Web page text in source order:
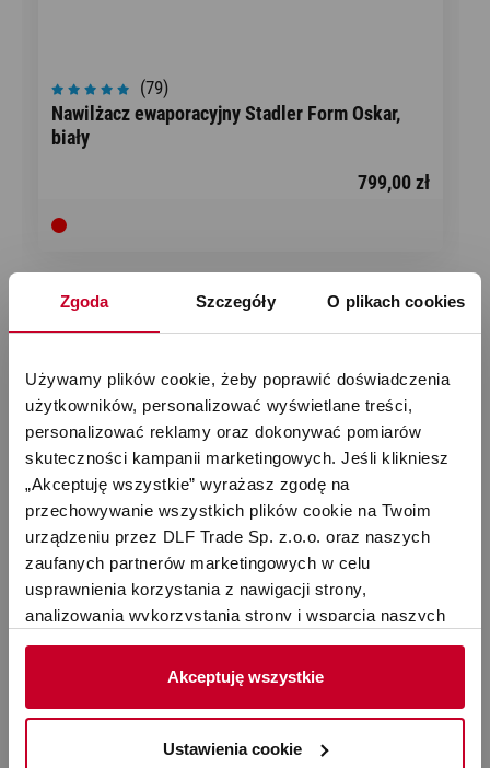
Zgoda Szczegóły O plikach cookies
Używamy plików cookie, żeby poprawić doświadczenia
użytkowników, personalizować wyświetlane treści,
personalizować reklamy oraz dokonywać pomiarów
skuteczności kampanii marketingowych. Jeśli klikniesz
„Akceptuję wszystkie” wyrażasz zgodę na
przechowywanie wszystkich plików cookie na Twoim
urządzeniu przez DLF Trade Sp. z.o.o. oraz naszych
zaufanych partnerów marketingowych w celu
usprawnienia korzystania z nawigacji strony,
analizowania wykorzystania strony i wsparcia naszych
działań marketingowych. Możesz też zarządzać nimi
samodzielnie poprzez wybranie opcji „Ustawienia
prywatności. W związku z korzystaniem z cookies w
celu personalizacji reklam i dokonywania pomiarów
Akceptuję wszystkie
Ustawienia cookie
(79)
Nawilżacz ewaporacyjny Stadler Form Oskar,
biały
799,00 zł
Stadler Form – Nawilżacze,
oczyszczacze, termowentylatory dla
lepszej jakości powietrza
W dzisiejszych czasach wiele osób bardzo świadomie
dba o swoje zdrowie i kondycję, a jednym z
samopoczucie jest jakość powietrza, którym oddychamy.
Zanieczyszczenia powietrza, takie jak pył, kurz, dym,
zdrowie, wywołując choroby dróg oddechowych, alergie i